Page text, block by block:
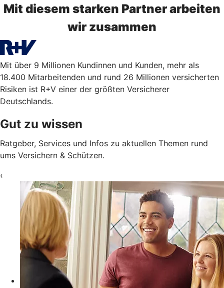
Mit diesem starken Partner arbeiten
wir zusammen
Mit über 9 Millionen Kundinnen und Kunden, mehr als
18.400 Mitarbeitenden und rund 26 Millionen versicherten
Risiken ist R+V einer der größten Versicherer
Deutschlands.
Gut zu wissen
Ratgeber, Services und Infos zu aktuellen Themen rund
ums Versichern & Schützen.
‹